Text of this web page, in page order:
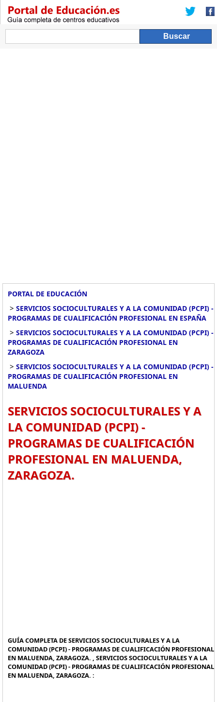
PORTAL DE EDUCACIÓN
> SERVICIOS SOCIOCULTURALES Y A LA COMUNIDAD (PCPI) -
PROGRAMAS DE CUALIFICACIÓN PROFESIONAL EN ESPAÑA
> SERVICIOS SOCIOCULTURALES Y A LA COMUNIDAD (PCPI) -
PROGRAMAS DE CUALIFICACIÓN PROFESIONAL EN
ZARAGOZA
> SERVICIOS SOCIOCULTURALES Y A LA COMUNIDAD (PCPI) -
PROGRAMAS DE CUALIFICACIÓN PROFESIONAL EN
MALUENDA
SERVICIOS SOCIOCULTURALES Y A
LA COMUNIDAD (PCPI) -
PROGRAMAS DE CUALIFICACIÓN
PROFESIONAL EN MALUENDA,
ZARAGOZA.
GUÍA COMPLETA DE SERVICIOS SOCIOCULTURALES Y A LA
COMUNIDAD (PCPI) - PROGRAMAS DE CUALIFICACIÓN PROFESIONAL
EN MALUENDA, ZARAGOZA. , SERVICIOS SOCIOCULTURALES Y A LA
COMUNIDAD (PCPI) - PROGRAMAS DE CUALIFICACIÓN PROFESIONAL
EN MALUENDA, ZARAGOZA. :